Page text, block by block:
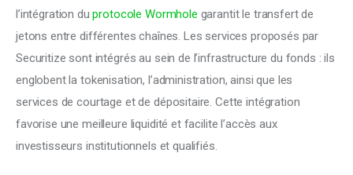
l’intégration duprotocole Wormhole garantit le transfert de
jetons entre différentes chaînes. Les services proposés par
Securitize sont intégrés au sein de l’infrastructure du fonds : ils
englobent la tokenisation, l’administration, ainsi que les
services de courtage et de dépositaire. Cette intégration
favorise une meilleure liquidité et facilite l’accès aux
investisseurs institutionnels et qualifiés.